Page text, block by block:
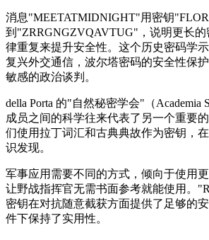
消息"MEETATMIDNIGHT"用密钥
到"ZRRGNGZVQAVTUG"，说明更长
律重复来提升安全性。这个历史密码学
复兴外交通信，波尔塔密码的安全性保
敏感的政治谈判。
della Porta 的"自然秘密学会"（Academia
成员之间的科学往来代表了另一个重要
们使用拉丁词汇和古典典故作为密钥，
识发现。
军事应用需要不同的方式，倾向于使用
让野战指挥官无需书面参考就能使用。
密钥在对抗随意截获方面提供了足够的
件下保持了实用性。